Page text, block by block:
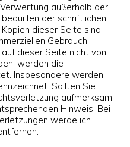
außerhalb der
der schriftlichen
dieser Seite sind
Gebrauch
dieser Seite nicht von
werden die
Insbesondere werden
Sollten Sie
aufmerksam
Hinweis. Bei
werde ich